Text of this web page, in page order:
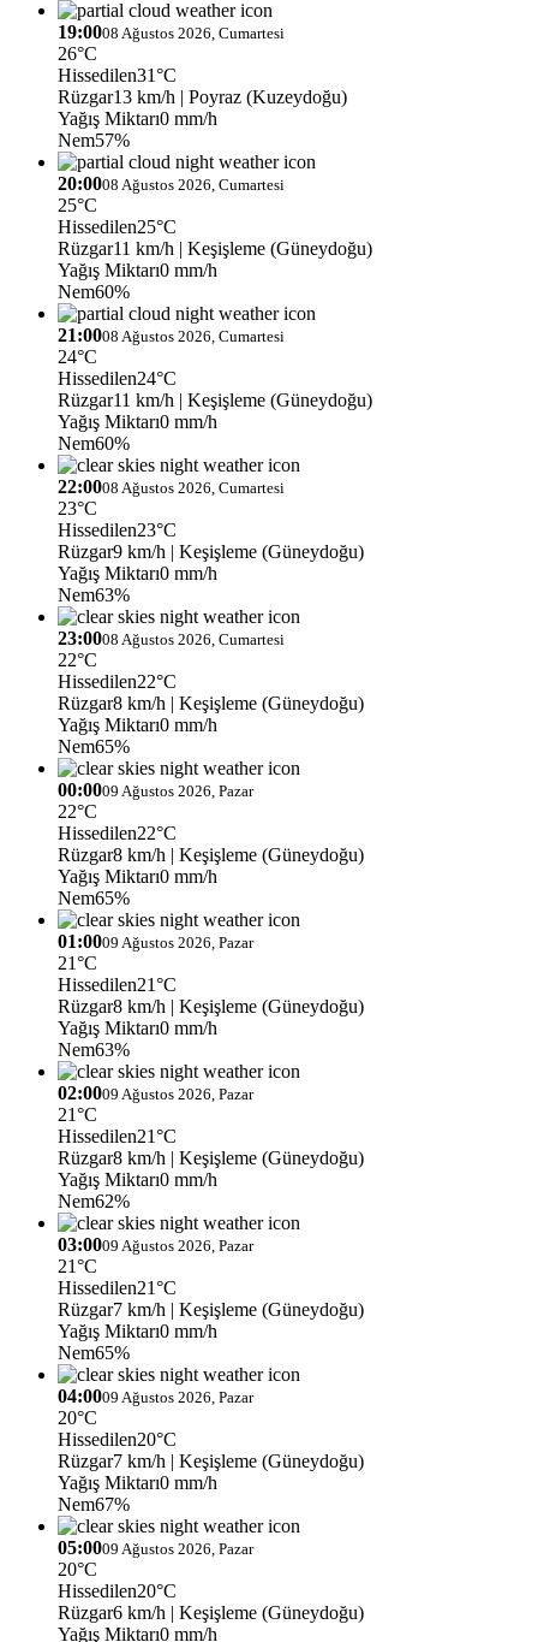
19:0008 Ağustos 2026, Cumartesi
26°C
Hissedilen31°C
Rüzgar13 km/h | Poyraz (Kuzeydoğu)
Yağış Miktarı0 mm/h
Nem57%
20:0008 Ağustos 2026, Cumartesi
25°C
Hissedilen25°C
Rüzgar11 km/h | Keşişleme (Güneydoğu)
Yağış Miktarı0 mm/h
Nem60%
21:0008 Ağustos 2026, Cumartesi
24°C
Hissedilen24°C
Rüzgar11 km/h | Keşişleme (Güneydoğu)
Yağış Miktarı0 mm/h
Nem60%
22:0008 Ağustos 2026, Cumartesi
23°C
Hissedilen23°C
Rüzgar9 km/h | Keşişleme (Güneydoğu)
Yağış Miktarı0 mm/h
Nem63%
23:0008 Ağustos 2026, Cumartesi
22°C
Hissedilen22°C
Rüzgar8 km/h | Keşişleme (Güneydoğu)
Yağış Miktarı0 mm/h
Nem65%
00:0009 Ağustos 2026, Pazar
22°C
Hissedilen22°C
Rüzgar8 km/h | Keşişleme (Güneydoğu)
Yağış Miktarı0 mm/h
Nem65%
01:0009 Ağustos 2026, Pazar
21°C
Hissedilen21°C
Rüzgar8 km/h | Keşişleme (Güneydoğu)
Yağış Miktarı0 mm/h
Nem63%
02:0009 Ağustos 2026, Pazar
21°C
Hissedilen21°C
Rüzgar8 km/h | Keşişleme (Güneydoğu)
Yağış Miktarı0 mm/h
Nem62%
03:0009 Ağustos 2026, Pazar
21°C
Hissedilen21°C
Rüzgar7 km/h | Keşişleme (Güneydoğu)
Yağış Miktarı0 mm/h
Nem65%
04:0009 Ağustos 2026, Pazar
20°C
Hissedilen20°C
Rüzgar7 km/h | Keşişleme (Güneydoğu)
Yağış Miktarı0 mm/h
Nem67%
05:0009 Ağustos 2026, Pazar
20°C
Hissedilen20°C
Rüzgar6 km/h | Keşişleme (Güneydoğu)
Yağış Miktarı0 mm/h